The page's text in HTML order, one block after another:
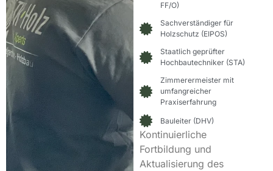
FF/O)
Sachverständiger für
Holzschutz (EIPOS)
Staatlich geprüfter
Hochbautechniker (STA)
Zimmerermeister mit
umfangreicher
Praxiserfahrung
Bauleiter (DHV)
Kontinuierliche
Fortbildung und
Aktualisierung des